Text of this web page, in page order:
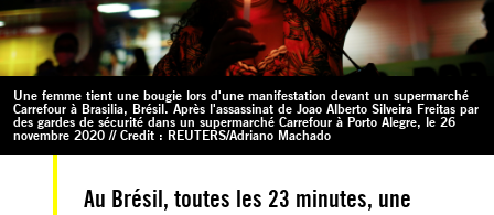
Une femme tient une bougie lors d'une manifestation devant un supermarché
Carrefour à Brasilia, Brésil. Après l'assassinat de Joao Alberto Silveira Freitas par
des gardes de sécurité dans un supermarché Carrefour à Porto Alegre, le 26
novembre 2020 // Credit : REUTERS/Adriano Machado
Au Brésil, toutes les 23 minutes, une